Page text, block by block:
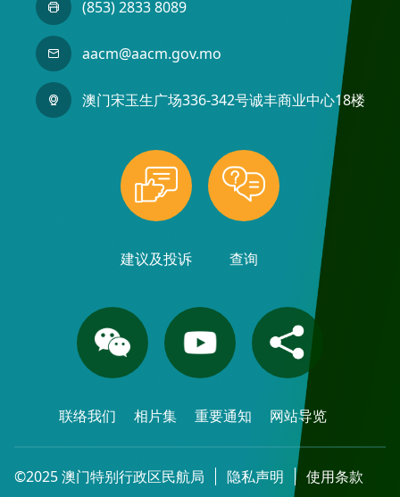
(853) 2833 8089
aacm@aacm.gov.mo
澳门宋玉生广场336-342号诚丰商业中心18楼
建议及投诉 查询
联络我们 相片集 重要通知 网站导览
©2025 澳门特别行政区民航局 隐私声明 使用条款